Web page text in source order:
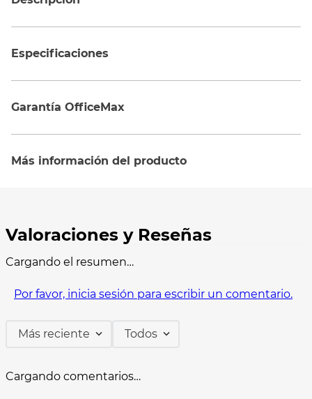
Especificaciones
Garantía OfficeMax
Más información del producto
Cargando el resumen…
Por favor, inicia sesión para escribir un comentario.
Más reciente Todos
Cargando comentarios…